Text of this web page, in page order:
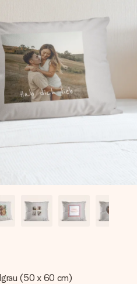
Uhr
13:00 Uhr
(50 x 60 cm)